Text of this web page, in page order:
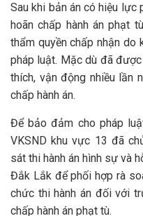
Sau khi bản án có hiệu lực
hoãn chấp hành án phạt
thẩm quyền chấp nhận do
pháp luật. Mặc dù đã
thích, vận động nhiều lần
chấp hành án.
Để bảo đảm cho pháp
VKSND khu vực 13 đã
sát thi hành án hình sự và
Đắk Lắk để phối hợp rà
chức thi hành án đối với
chấp hành án phạt tù.